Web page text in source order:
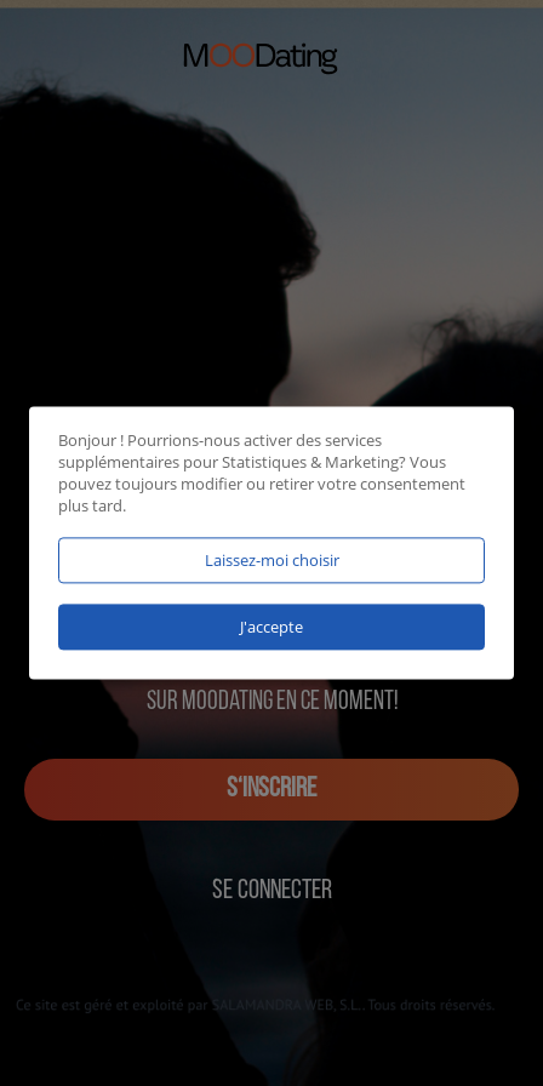
sur MOOdating en ce moment!
S‘INSCRIRE
SE CONNECTER
Bonjour ! Pourrions-nous activer des services
supplémentaires pourStatistiques & Marketing? Vous
pouvez toujours modifier ou retirer votre consentement
plus tard.
Laissez-moi choisir
J'accepte